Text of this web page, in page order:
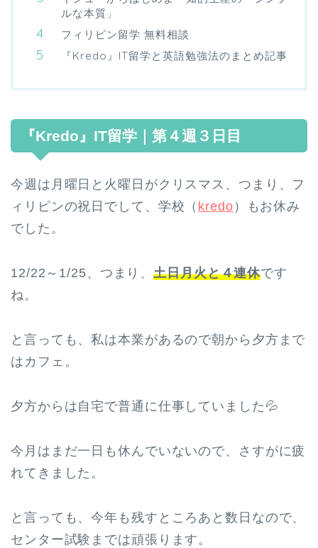
ルな本質」
フィリピン留学 無料相談
『Kredo』IT留学と英語勉強法のまとめ記事
『Kredo』IT留学｜第４週３日目
今週は月曜日と火曜日がクリスマス、つまり、フ
ィリピンの祝日でして、学校（ kredo ）もお休み
でした。
12/22～1/25、つまり、土日月火と４連休です
ね。
と言っても、私は本業があるので朝から夕方まで
はカフェ。
夕方からは自宅で普通に仕事していました💦
今月はまだ一日も休んでいないので、さすがに疲
れてきました。
と言っても、今年も残すところあと数日なので、
センター試験までは頑張ります。